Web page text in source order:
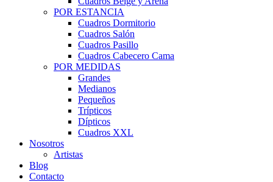
POR ESTANCIA
Cuadros Dormitorio
Cuadros Salón
Cuadros Pasillo
Cuadros Cabecero Cama
POR MEDIDAS
Grandes
Medianos
Pequeños
Trípticos
Dípticos
Cuadros XXL
Nosotros
Artistas
Blog
Contacto